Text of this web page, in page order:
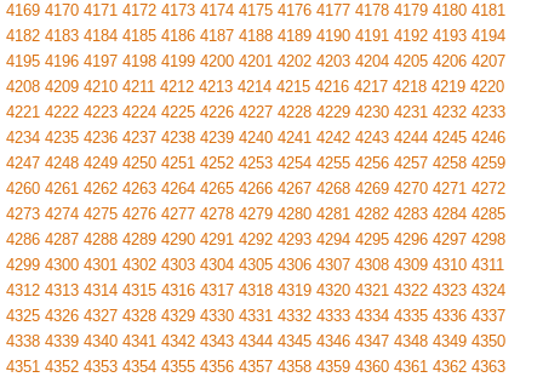
4169 4170 4171 4172 4173 4174 4175 4176 4177 4178 4179 4180 4181
4182 4183 4184 4185 4186 4187 4188 4189 4190 4191 4192 4193 4194
4195 4196 4197 4198 4199 4200 4201 4202 4203 4204 4205 4206 4207
4208 4209 4210 4211 4212 4213 4214 4215 4216 4217 4218 4219 4220
4221 4222 4223 4224 4225 4226 4227 4228 4229 4230 4231 4232 4233
4234 4235 4236 4237 4238 4239 4240 4241 4242 4243 4244 4245 4246
4247 4248 4249 4250 4251 4252 4253 4254 4255 4256 4257 4258 4259
4260 4261 4262 4263 4264 4265 4266 4267 4268 4269 4270 4271 4272
4273 4274 4275 4276 4277 4278 4279 4280 4281 4282 4283 4284 4285
4286 4287 4288 4289 4290 4291 4292 4293 4294 4295 4296 4297 4298
4299 4300 4301 4302 4303 4304 4305 4306 4307 4308 4309 4310 4311
4312 4313 4314 4315 4316 4317 4318 4319 4320 4321 4322 4323 4324
4325 4326 4327 4328 4329 4330 4331 4332 4333 4334 4335 4336 4337
4338 4339 4340 4341 4342 4343 4344 4345 4346 4347 4348 4349 4350
4351 4352 4353 4354 4355 4356 4357 4358 4359 4360 4361 4362 4363